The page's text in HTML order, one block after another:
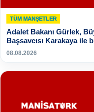
TÜM MANŞETLER
Adalet Bakanı Gürlek,
Başsavcısı Karakaya ile
08.08.2026